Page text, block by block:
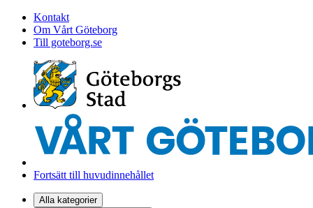
Kontakt
Om Vårt Göteborg
Till goteborg.se
Fortsätt till huvudinnehållet
Alla kategorier